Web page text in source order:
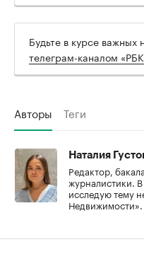
Будьте в курсе важных
телеграм-каналом
Авторы Теги
Наталия
Редактор,
журналистики.
исследую тему
Недвижимости».